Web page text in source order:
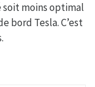
moins optimal
bord Tesla. C’est